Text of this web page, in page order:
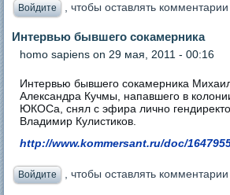
Войдите , чтобы оставлять комментарии
Интервью бывшего сокамерника
homo sapiens on 29 мая, 2011 - 00:16
Интервью бывшего сокамерника
Александра Кучмы, напавшего в
ЮКОСа, снял с эфира лично
Владимир Кулистиков.
http://www.kommersant.ru/doc/
Войдите , чтобы оставлять комментарии